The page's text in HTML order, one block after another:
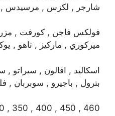
شارجر , لكزس , مرسيدس ,
فولكس فاجن , كورفت ,
ميركوري , ماركيز , تاهو ,
اسكاليد , افالون , سيراتو ,
بترول , باجيرو , سوبربان ,
, 350 , 400 , 450 , 460